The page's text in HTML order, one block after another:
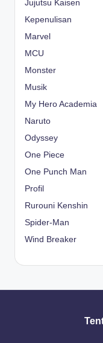
Jujutsu Kaisen
Kepenulisan
Marvel
MCU
Monster
Musik
My Hero Academia
Naruto
Odyssey
One Piece
One Punch Man
Profil
Rurouni Kenshin
Spider-Man
Wind Breaker